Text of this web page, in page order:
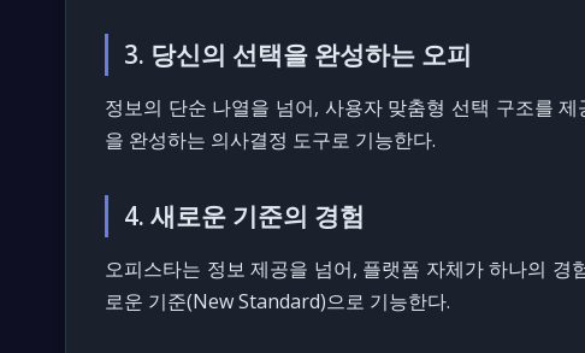
3. 당신의 선택을 완성하는 오피
정보의 단순 나열을 넘어, 사용자 맞춤형 선택 구조를
을 완성하는 의사결정 도구로 기능한다.
4. 새로운 기준의 경험
오피스타는 정보 제공을 넘어, 플랫폼 자체가 하나의
로운 기준(New Standard)으로 기능한다.